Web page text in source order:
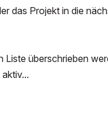
das Projekt in die
Liste überschrieben